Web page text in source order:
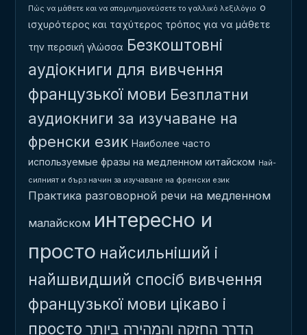
Πώς να μάθετε και να απομνημονεύσετε το γαλλικό λεξιλόγιο ο
ισχυρότερος και ταχύτερος τρόπος για να μάθετε
την περσική γλώσσα Безкоштовні
аудіокниги для вивчення
французької мови Безплатни
аудиокниги за изучаване на
френски език Наиболее часто
используемые фразы на медленном китайском Най-
силният и бърз начин за изучаване на френски език
Практика разговорной речи на медленном
малайском интересно и
просто найсильніший і
найшвидший спосіб вивчення
французької мови цікаво і
просто הדרך החזקה והמהירה ביותר